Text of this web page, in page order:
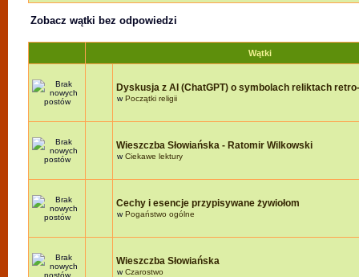
Zobacz wątki bez odpowiedzi
Wątki
Dyskusja z AI (ChatGPT) o symbolach reliktach
wPoczątki religii
Wieszczba Słowiańska - Ratomir Wilkowski
wCiekawe lektury
Cechy i esencje przypisywane żywiołom
wPogaństwo ogólne
Wieszczba Słowiańska
wCzarostwo